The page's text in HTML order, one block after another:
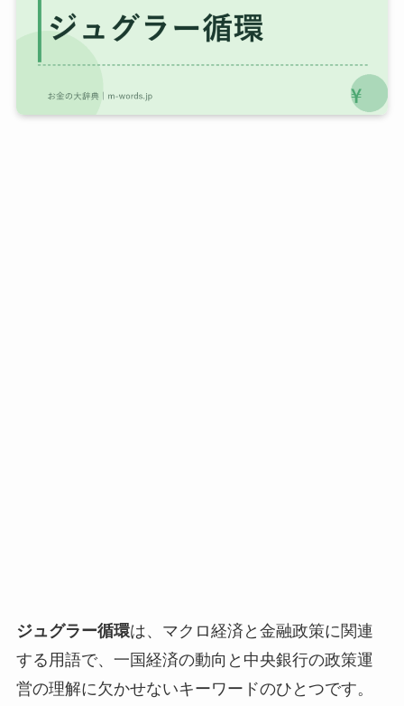
ジュグラー循環は、マクロ経済と金融政策に関連
する用語で、一国経済の動向と中央銀行の政策運
営の理解に欠かせないキーワードのひとつです。